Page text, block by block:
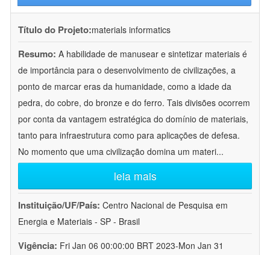
Título do Projeto:materials informatics
Resumo: A habilidade de manusear e sintetizar materiais é
de importância para o desenvolvimento de civilizações, a
ponto de marcar eras da humanidade, como a idade da
pedra, do cobre, do bronze e do ferro. Tais divisões ocorrem
por conta da vantagem estratégica do domínio de materiais,
tanto para infraestrutura como para aplicações de defesa.
No momento que uma civilização domina um materi...
leia mais
Instituição/UF/País: Centro Nacional de Pesquisa em
Energia e Materiais - SP - Brasil
Vigência: Fri Jan 06 00:00:00 BRT 2023-Mon Jan 31